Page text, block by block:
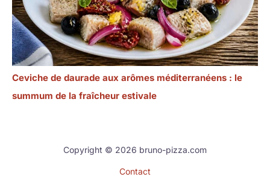
Ceviche de daurade aux arômes méditerranéens : le
summum de la fraîcheur estivale
Copyright © 2026 bruno-pizza.com
Contact